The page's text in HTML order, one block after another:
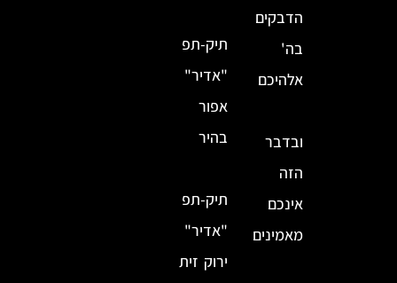
הדבקים
בה'
אלהיכם
ובדבר
הזה
אינכם
מאמינים
תיק-תפ
"אדיר"
אפור
בהיר
תיק-תפ
"אדיר"
ירוק זית